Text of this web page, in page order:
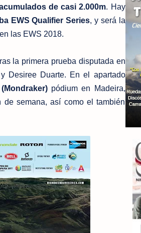
de casi 2.000m. Hay
EWS Qualifier Series, y será la
las EWS 2018.
la primera prueba disputada en
Desiree Duarte. En el apartado
pódium en Madeira,
semana, así como el también